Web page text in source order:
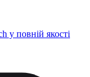
у повній якості